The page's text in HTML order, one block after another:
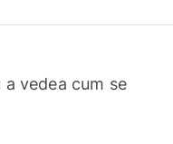
vedea cum se